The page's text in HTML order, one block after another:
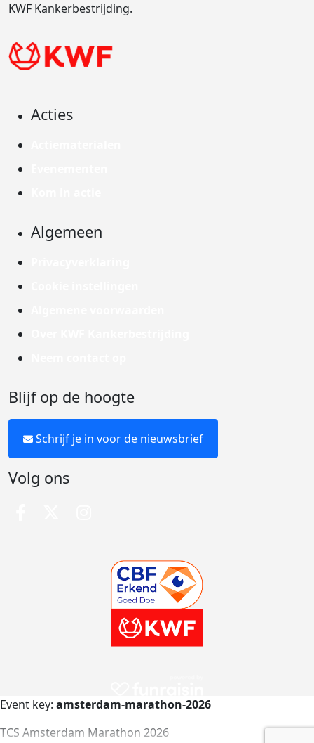
KWF Kankerbestrijding.
Acties
Algemeen
Blijf op de hoogte
Schrijf je in voor de nieuwsbrief
Volg ons
Event key: amsterdam-marathon-2026
TCS Amsterdam Marathon 2026